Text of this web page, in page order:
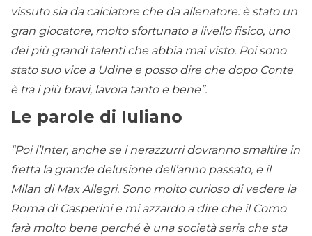
vissuto sia da calciatore che da allenatore: è stato un
gran giocatore, molto sfortunato a livello fisico, uno
dei più grandi talenti che abbia mai visto. Poi sono
stato suo vice a Udine e posso dire che dopo Conte
è tra i più bravi, lavora tanto e bene”.
Le parole di Iuliano
“Poi l’Inter, anche se i nerazzurri dovranno smaltire in
fretta la grande delusione dell’anno passato, e il
Milan di Max Allegri. Sono molto curioso di vedere la
Roma di Gasperini e mi azzardo a dire che il Como
farà molto bene perché è una società seria che sta